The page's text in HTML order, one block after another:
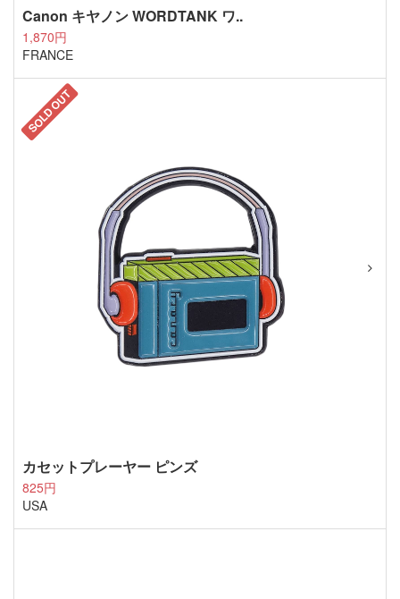
Canon キヤノン WORDTANK ワ..
1,870円
FRANCE
SOLD OUT
カセットプレーヤー ピンズ
825円
USA